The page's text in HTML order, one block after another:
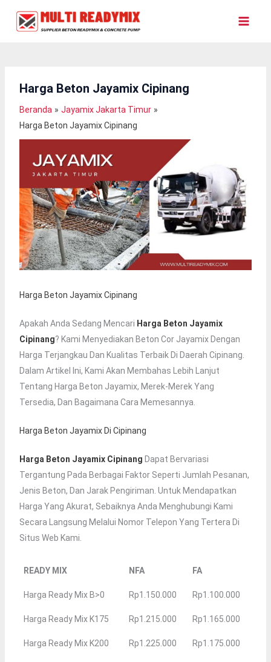
Harga Beton Jayamix Cipinang
Beranda
Jayamix Jakarta Timur
Harga Beton Jayamix Cipinang
Harga Beton Jayamix Cipinang
Apakah Anda Sedang Mencari Harga Beton Jayamix
Cipinang? Kami Menyediakan Beton Cor Jayamix Dengan
Harga Terjangkau Dan Kualitas Terbaik Di Daerah Cipinang.
Dalam Artikel Ini, Kami Akan Membahas Lebih Lanjut
Tentang Harga Beton Jayamix, Merek-Merek Yang
Tersedia, Dan Bagaimana Cara Memesannya.
Harga Beton Jayamix Di Cipinang
Harga Beton Jayamix Cipinang Dapat Bervariasi
Tergantung Pada Berbagai Faktor Seperti Jumlah Pesanan,
Jenis Beton, Dan Jarak Pengiriman. Untuk Mendapatkan
Harga Yang Akurat, Sebaiknya Anda Menghubungi Kami
Secara Langsung Melalui Nomor Telepon Yang Tertera Di
Situs Web Kami.
READY MIX NFA FA
Harga Ready Mix B>0 Rp1.150.000 Rp1.100.000
Harga Ready Mix K175 Rp1.215.000 Rp1.165.000
Harga Ready Mix K200 Rp1.225.000 Rp1.175.000